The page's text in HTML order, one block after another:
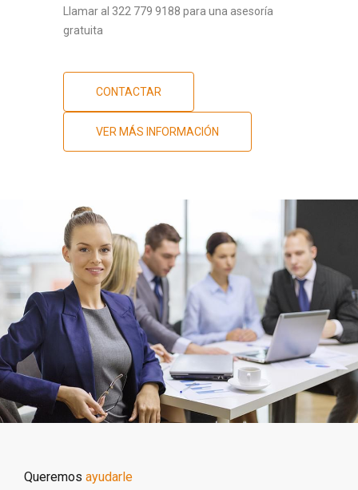
Llamar al 322 779 9188 para una asesoría
gratuita
CONTACTAR
VER MÁS INFORMACIÓN
Queremos ayudarle